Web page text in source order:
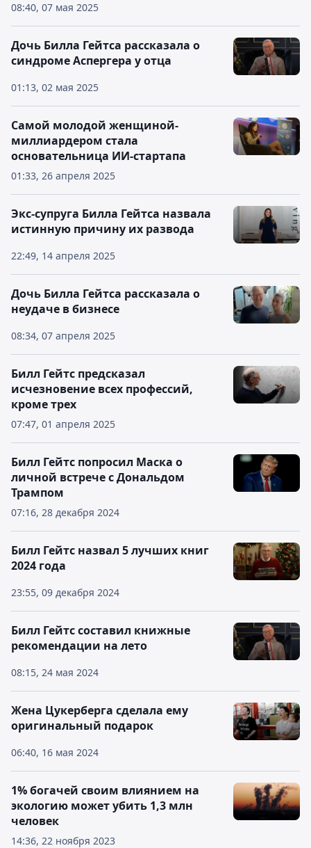
08:40, 07 мая 2025
01:13, 02 мая 2025
Дочь Билла Гейтса рассказала о
синдроме Аспергера у отца
01:33, 26 апреля 2025
Самой молодой женщиной-
миллиардером стала
основательница ИИ-стартапа
22:49, 14 апреля 2025
Экс-супруга Билла Гейтса назвала
истинную причину их развода
08:34, 07 апреля 2025
Дочь Билла Гейтса рассказала о
неудаче в бизнесе
07:47, 01 апреля 2025
Билл Гейтс предсказал
исчезновение всех профессий,
кроме трех
07:16, 28 декабря 2024
Билл Гейтс попросил Маска о
личной встрече с Дональдом
Трампом
23:55, 09 декабря 2024
Билл Гейтс назвал 5 лучших книг
2024 года
08:15, 24 мая 2024
Билл Гейтс составил книжные
рекомендации на лето
06:40, 16 мая 2024
Жена Цукерберга сделала ему
оригинальный подарок
14:36, 22 ноября 2023
1% богачей своим влиянием на
экологию может убить 1,3 млн
человек